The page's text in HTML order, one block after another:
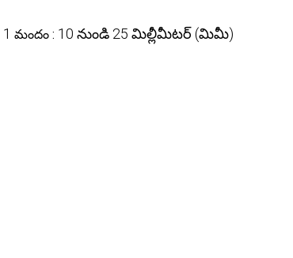
1 మందం : 10 నుండి 25 మిల్లీమీటర్ (మిమీ)